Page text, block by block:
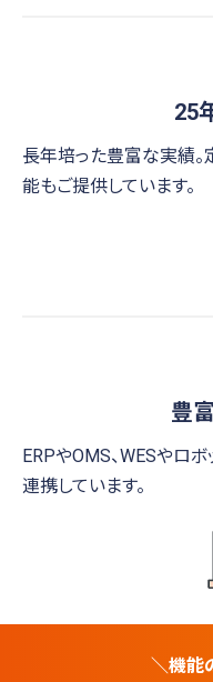
25
長年培った豊富な実績。
能もご提供しています。
豊
ERPやOMS、WESやロボ
連携しています。
＼機能